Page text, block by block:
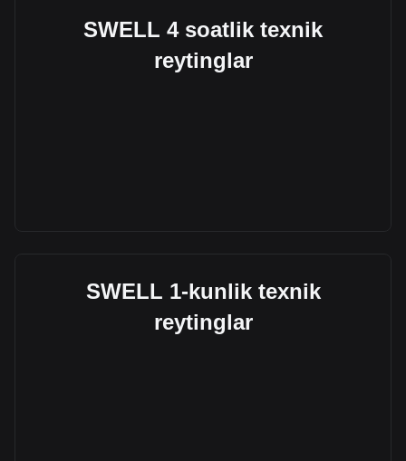
SWELL 4 soatlik texnik
reytinglar
SWELL 1-kunlik texnik
reytinglar